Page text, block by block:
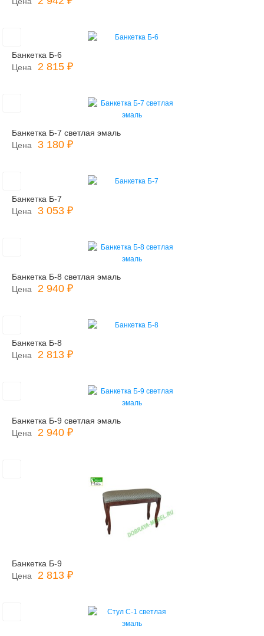
Банкетка Б-6
Цена
2 815 ₽
Банкетка Б-7 светлая эмаль
Цена
3 180 ₽
Банкетка Б-7
Цена
3 053 ₽
Банкетка Б-8 светлая эмаль
Цена
2 940 ₽
Банкетка Б-8
Цена
2 813 ₽
Банкетка Б-9 светлая эмаль
Цена
2 940 ₽
Банкетка Б-9
Цена
2 813 ₽